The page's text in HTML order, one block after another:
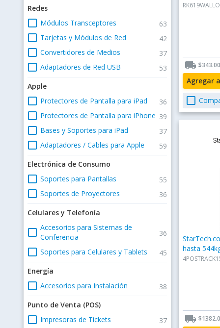
Redes
check_box_outline_blank Módulos Transceptores 63
check_box_outline_blank Tarjetas y Módulos de Red 42
check_box_outline_blank Convertidores de Medios 37
check_box_outline_blank Adaptadores de Red USB
53
Apple
check_box_outline_blank Protectores de Pantalla para iPad 36
check_box_outline_blank Protectores de Pantalla para iPhone 39
check_box_outline_blank Bases y Soportes para iPad 37
check_box_outline_blank Adaptadores / Cables para Apple
59
Electrónica de Consumo
check_box_outline_blank Soportes para Pantallas 55
check_box_outline_blank Soportes de Proyectores
36
Celulares y Telefonía
check_box_outline_blank Accesorios para Sistemas de
Conferencia
36
check_box_outline_blank Soportes para Celulares y Tablets
45
Energía
check_box_outline_blank Accesorios para Instalación
38
Punto de Venta (POS)
check_box_outline_blank Impresoras de Tickets 37
RK619WALLO
local_shipping $343.00
Agregar
check_box_outline_blank
hasta
local_shipping